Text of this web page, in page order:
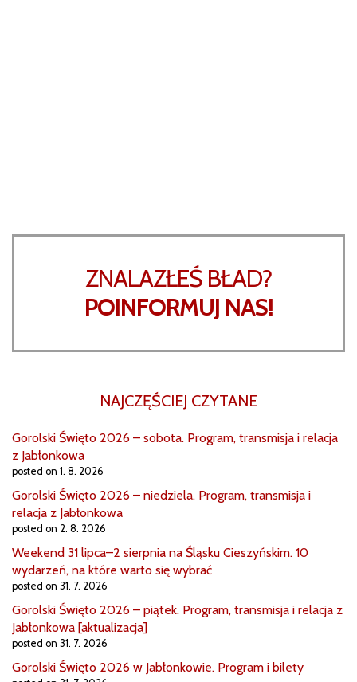
ZNALAZŁEŚ BŁAD?
POINFORMUJ NAS!
NAJCZĘŚCIEJ CZYTANE
Gorolski Święto 2026 – sobota. Program, transmisja i relacja
z Jabłonkowa
posted on 1. 8. 2026
Gorolski Święto 2026 – niedziela. Program, transmisja i
relacja z Jabłonkowa
posted on 2. 8. 2026
Weekend 31 lipca–2 sierpnia na Śląsku Cieszyńskim. 10
wydarzeń, na które warto się wybrać
posted on 31. 7. 2026
Gorolski Święto 2026 – piątek. Program, transmisja i relacja z
Jabłonkowa [aktualizacja]
posted on 31. 7. 2026
Gorolski Święto 2026 w Jabłonkowie. Program i bilety